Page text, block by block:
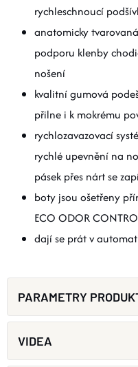
rychleschnoucí
anatomicky
podporu klenby
nošení
kvalitní gumová
přilne i k mokrému
rychlozavazovací
rychlé upevnění na
pásek přes nárt se
boty jsou ošetřeny
ECO ODOR
dají se prát v
PARAMETRY
VIDEA